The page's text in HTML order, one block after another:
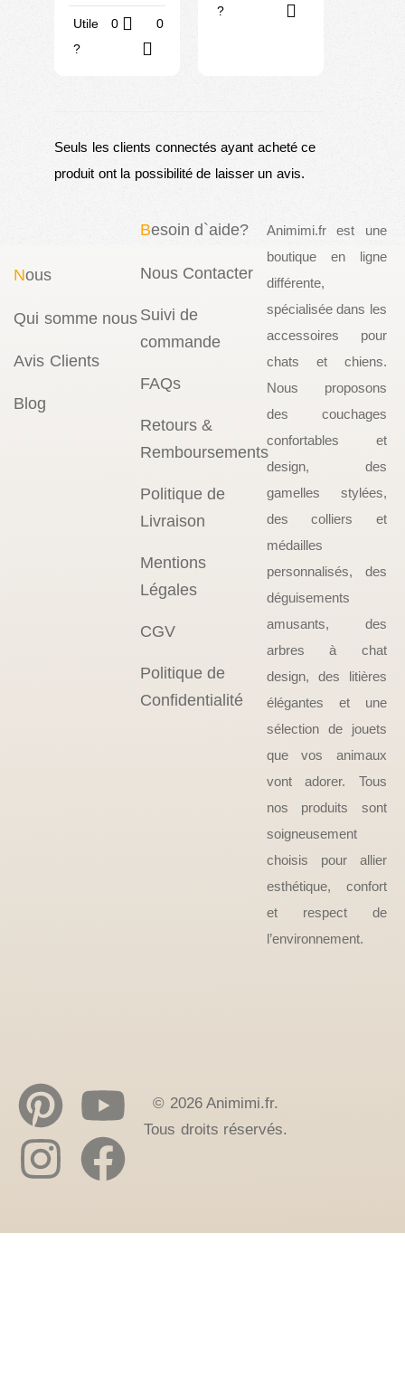
Utile
?
0 0
?
Seuls les clients connectés ayant acheté ce
produit ont la possibilité de laisser un avis.
Nous
Qui somme nous
Avis Clients
Blog
Besoin d`aide?
Nous Contacter
Suivi de
commande
FAQs
Retours &
Remboursements
Politique de
Livraison
Mentions
Légales
CGV
Politique de
Confidentialité
Animimi.fr est une
boutique en ligne
différente,
spécialisée dans les
accessoires pour
chats et chiens.
Nous proposons
des couchages
confortables et
design, des
gamelles stylées,
des colliers et
médailles
personnalisés, des
déguisements
amusants, des
arbres à chat
design, des litières
élégantes et une
sélection de jouets
que vos animaux
vont adorer. Tous
nos produits sont
soigneusement
choisis pour allier
esthétique, confort
et respect de
l’environnement.
© 2026 Animimi.fr.
Tous droits réservés.